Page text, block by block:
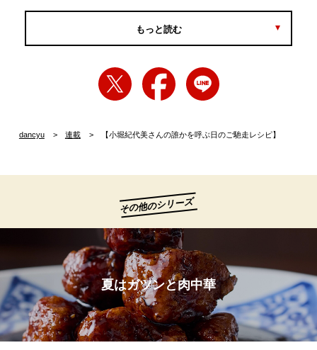
もっと読む
dancyu 連載 【小堀紀代美さんの誰かを呼ぶ日のご馳走レシピ】
その他のシリーズ
夏はガツンと肉中華